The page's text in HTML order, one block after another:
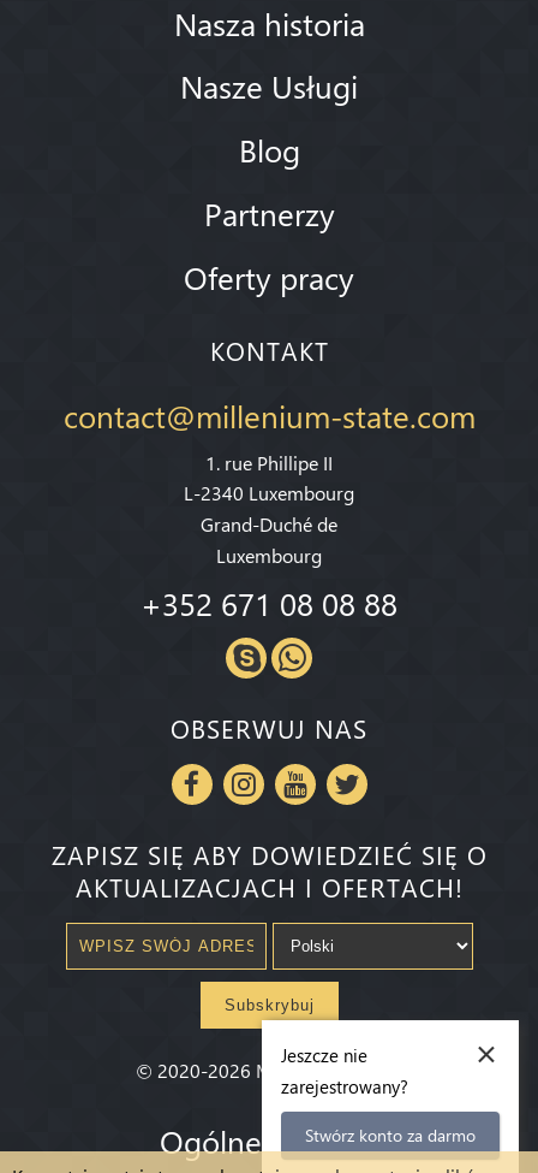
Nasza historia
Nasze Usługi
Blog
Partnerzy
Oferty pracy
KONTAKT
contact@millenium-state.com
1. rue Phillipe II
L-2340 Luxembourg
Grand-Duché de
Luxembourg
+352 671 08 08 88
OBSERWUJ NAS
ZAPISZ SIĘ ABY DOWIEDZIEĆ SIĘ O
AKTUALIZACJACH I OFERTACH!
Subskrybuj
© 2020-2026 Millenium State
Ogólne warunki
×
Jeszcze nie
zarejestrowany?
Stwórz konto za darmo